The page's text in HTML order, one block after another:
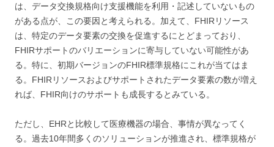
は、データ交換規格向け支援機能を利用・記述していないもの
がある点が、この要因と考えられる。加えて、FHIRリソース
は、特定のデータ要素の交換を促進するにとどまっており、
FHIRサポートのバリエーションに寄与していない可能性があ
る。特に、初期バージョンのFHIR標準規格にこれが当てはま
る。FHIRリソースおよびサポートされたデータ要素の数が増え
れば、FHIR向けのサポートも成長するとみている。
ただし、EHRと比較して医療機器の場合、事情が異なってく
る。過去10年間多くのソリューションが推進され、標準規格が